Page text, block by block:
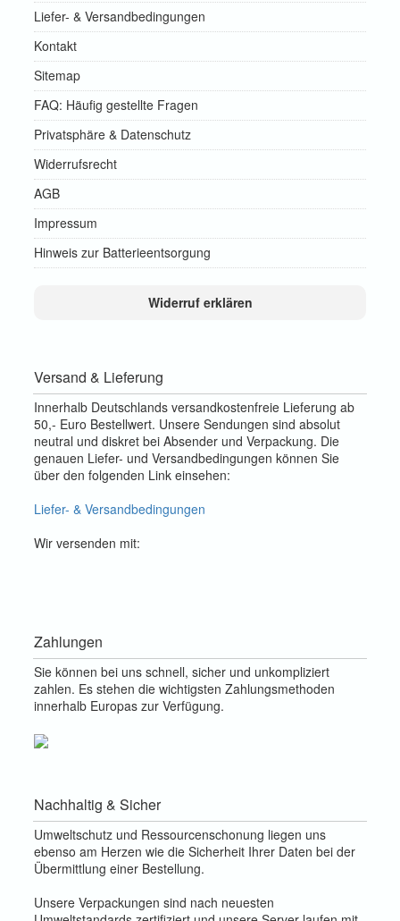
Liefer- & Versandbedingungen
Kontakt
Sitemap
FAQ: Häufig gestellte Fragen
Privatsphäre & Datenschutz
Widerrufsrecht
AGB
Impressum
Hinweis zur Batterieentsorgung
Widerruf erklären
Versand & Lieferung
Innerhalb Deutschlands versandkostenfreie Lieferung ab
50,- Euro Bestellwert. Unsere Sendungen sind absolut
neutral und diskret bei Absender und Verpackung. Die
genauen Liefer- und Versandbedingungen können Sie
über den folgenden Link einsehen:
Liefer- & Versandbedingungen
Wir versenden mit:
Zahlungen
Sie können bei uns schnell, sicher und unkompliziert
zahlen. Es stehen die wichtigsten Zahlungsmethoden
innerhalb Europas zur Verfügung.
Nachhaltig & Sicher
Umweltschutz und Ressourcenschonung liegen uns
ebenso am Herzen wie die Sicherheit Ihrer Daten bei der
Übermittlung einer Bestellung.
Unsere Verpackungen sind nach neuesten